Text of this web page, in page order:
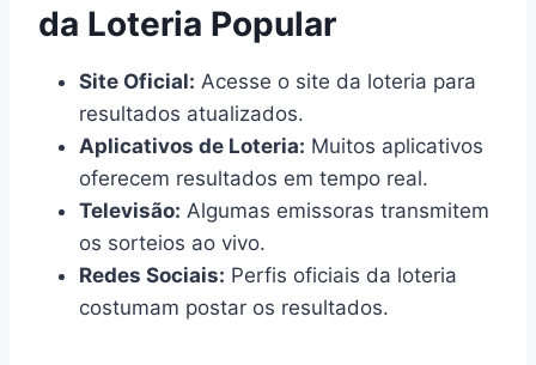
da Loteria Popular
Site Oficial: Acesse o site da loteria para
resultados atualizados.
Aplicativos de Loteria: Muitos aplicativos
oferecem resultados em tempo real.
Televisão: Algumas emissoras transmitem
os sorteios ao vivo.
Redes Sociais: Perfis oficiais da loteria
costumam postar os resultados.